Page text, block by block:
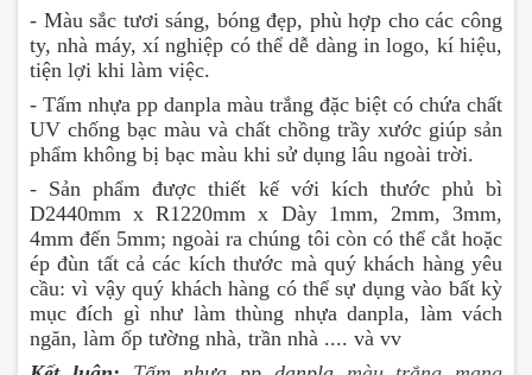
- Màu sắc tươi sáng, bóng đẹp, phù hợp cho các công
ty, nhà máy, xí nghiệp có thể dễ dàng in logo, kí hiệu,
tiện lợi khi làm việc.
- Tấm nhựa pp danpla màu trắng đặc biệt có chứa chất
UV chống bạc màu và chất chồng trầy xước giúp sản
phẩm không bị bạc màu khi sử dụng lâu ngoài trời.
- Sản phẩm được thiết kế với kích thước phủ bì
D2440mm x R1220mm x Dày 1mm, 2mm, 3mm,
4mm đến 5mm; ngoài ra chúng tôi còn có thể cắt hoặc
ép đùn tất cả các kích thước mà quý khách hàng yêu
cầu: vì vậy quý khách hàng có thể sự dụng vào bất kỳ
mục đích gì như làm thùng nhựa danpla, làm vách
ngăn, làm ốp tường nhà, trần nhà .... và vv